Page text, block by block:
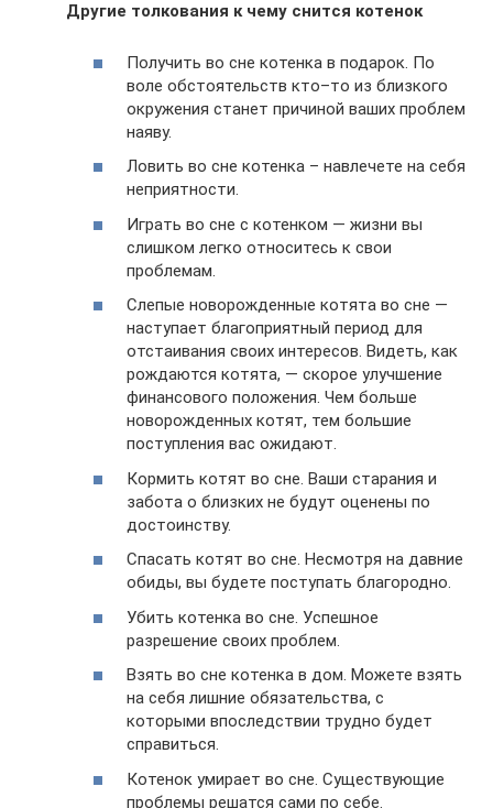
Другие толкования к чему снится котенок
Получить во сне котенка в подарок. По
воле обстоятельств кто–то из близкого
окружения станет причиной ваших проблем
наяву.
Ловить во сне котенка – навлечете на себя
неприятности.
Играть во сне с котенком — жизни вы
слишком легко относитесь к свои
проблемам.
Слепые новорожденные котята во сне —
наступает благоприятный период для
отстаивания своих интересов. Видеть, как
рождаются котята, — скорое улучшение
финансового положения. Чем больше
новорожденных котят, тем большие
поступления вас ожидают.
Кормить котят во сне. Ваши старания и
забота о близких не будут оценены по
достоинству.
Спасать котят во сне. Несмотря на давние
обиды, вы будете поступать благородно.
Убить котенка во сне. Успешное
разрешение своих проблем.
Взять во сне котенка в дом. Можете взять
на себя лишние обязательства, с
которыми впоследствии трудно будет
справиться.
Котенок умирает во сне. Существующие
проблемы решатся сами по себе.